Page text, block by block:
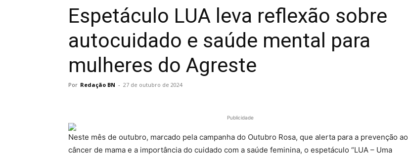
Espetáculo LUA leva reflexão sobre
autocuidado e saúde mental para
mulheres do Agreste
Por Redação BN - 27 de outubro de 2024
Publicidade
Neste mês de outubro, marcado pela campanha do Outubro Rosa, que alerta para a prevenção ao
câncer de mama e a importância do cuidado com a saúde feminina, o espetáculo “LUA – Uma